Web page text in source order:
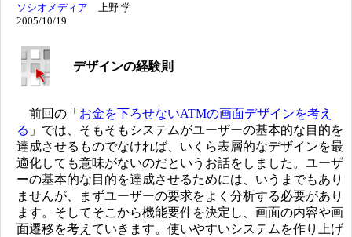
ソシオメディア 上野 学
2005/10/19
デザインの経験則
前回の「 お金を下ろせないATMの画面デザインを考え
る 」では、そもそもシステムがユーザーの基本的な目的を
達成させるものでなければ、いくら表層的なデザインを最
適化しても意味がないのだというお話をしました。ユーザ
ーの基本的な目的を達成させるためには、いうまでもあり
ませんが、まずユーザーの要求をよく分析する必要があり
ます。そしてそこから機能要件を決定し、画面の内容や画
面遷移を考えていきます。使いやすいシステムを作り上げ